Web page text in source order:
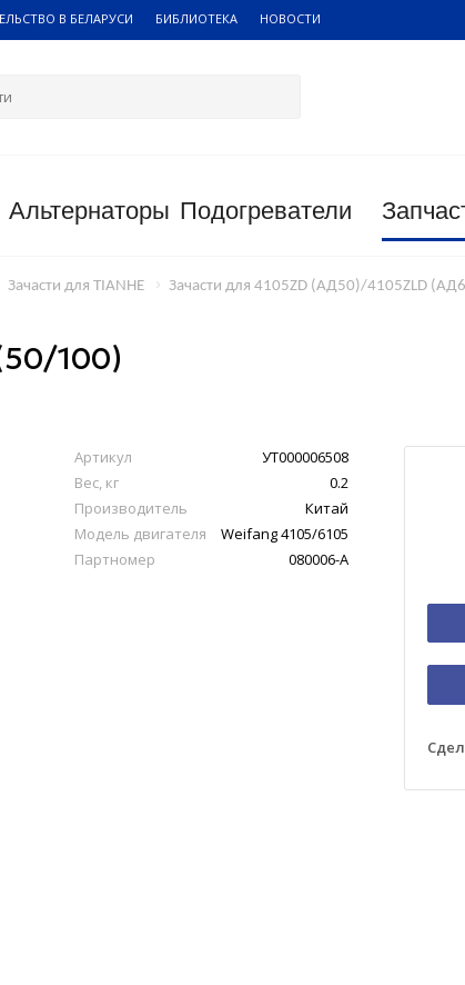
В БЕЛАРУСИ БИБЛИОТЕКА НОВОСТИ
Альтернаторы Подогреватели
Зачасти для TIANHE
Зачасти для 4105ZD (АД50)/4105ZLD
100)
Артикул
УТ000006508
Вес, кг
0.2
Производитель
Китай
Модель двигателя
Weifang 4105/6105
Партномер
080006-А